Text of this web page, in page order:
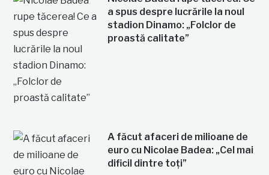
a spus despre lucrările la noul
stadion Dinamo: „Folclor de
proastă calitate”
A făcut afaceri de milioane de
euro cu Nicolae Badea: „Cel mai
dificil dintre toți”